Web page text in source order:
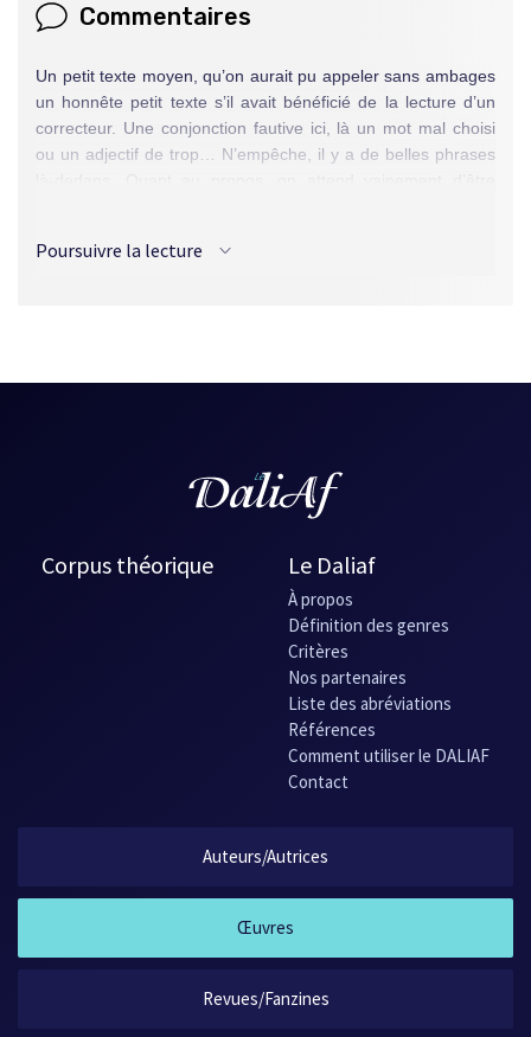
Commentaires
Un petit texte moyen, qu’on aurait pu appeler sans ambages
un honnête petit texte s’il avait bénéficié de la lecture d’un
correcteur. Une conjonction fautive ici, là un mot mal choisi
ou un adjectif de trop… N’empêche, il y a de belles phrases
même dont Lacroix accompagne son texte, un groupe
Poursuivre la lecture
Corpus théorique Le Daliaf
À propos
Définition des genres
Critères
Nos partenaires
Liste des abréviations
Références
Comment utiliser le DALIAF
Contact
Auteurs/Autrices
Œuvres
Revues/Fanzines